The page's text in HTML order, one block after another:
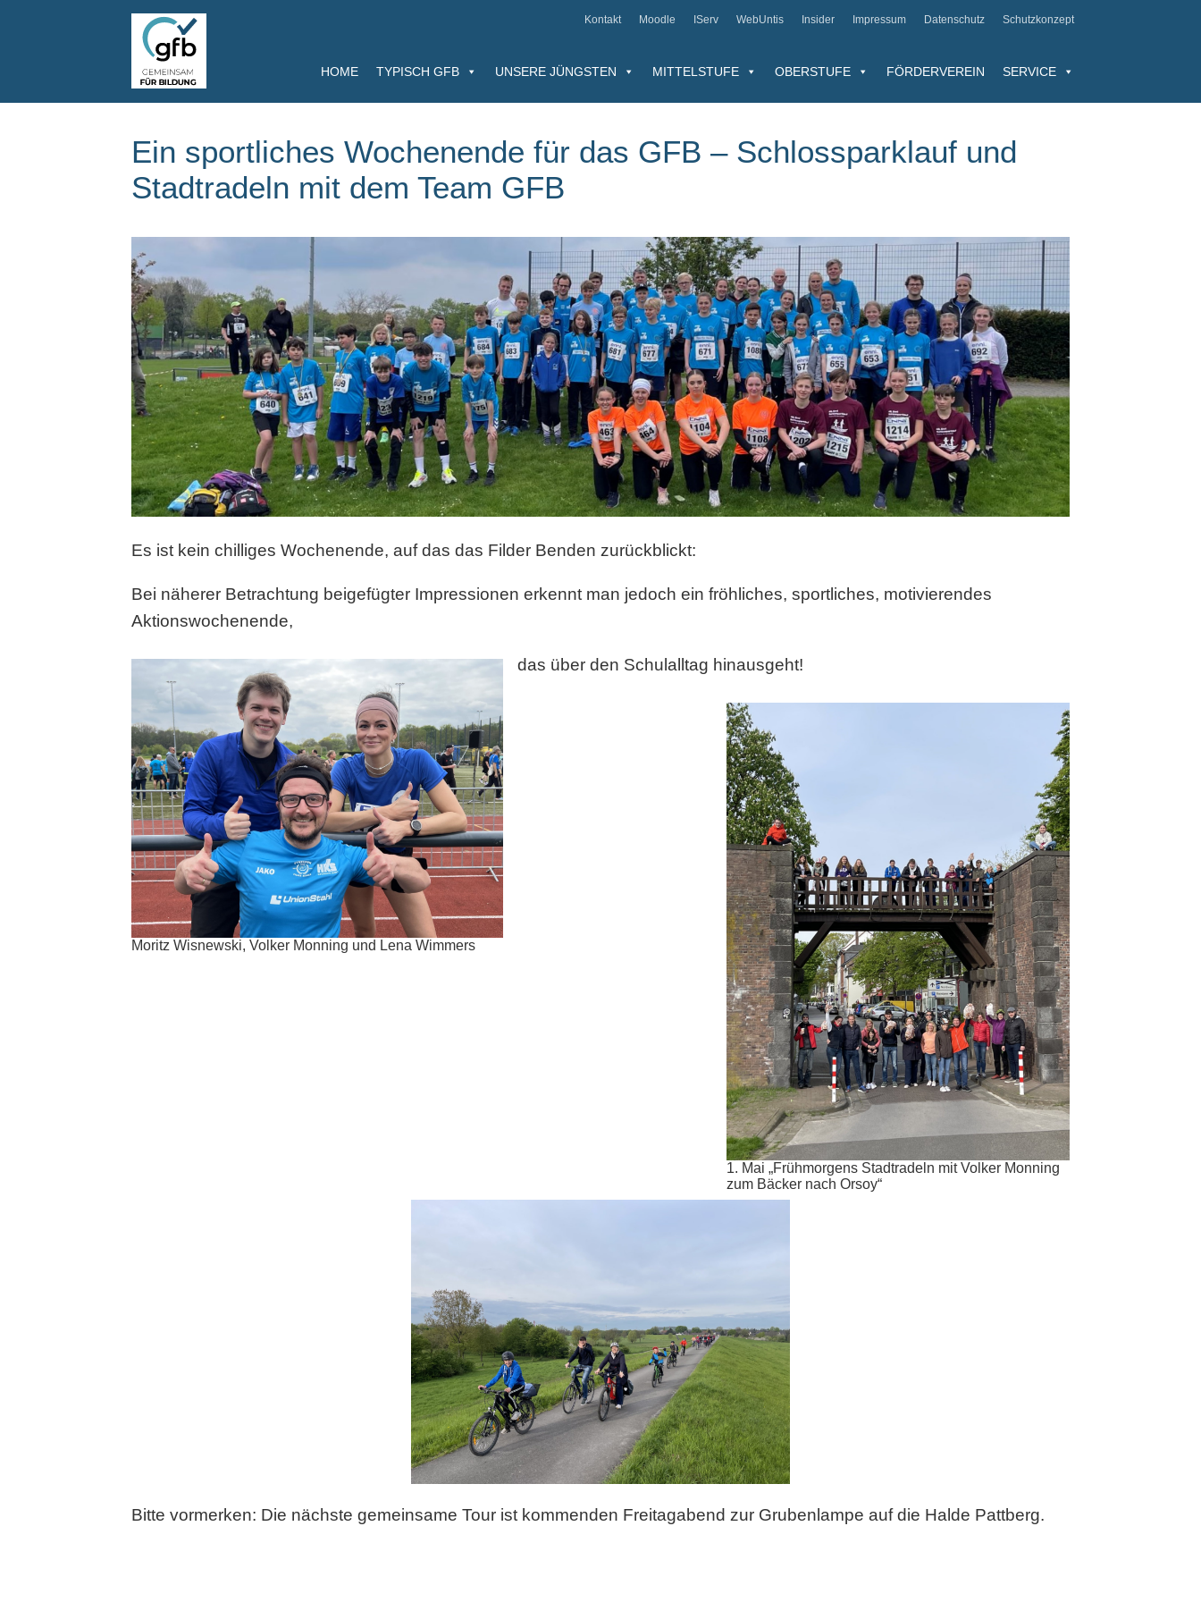
Kontakt Moodle IServ WebUntis Insider Impressum Datenschutz Schutzkonzept
HOME TYPISCH GFB UNSERE JÜNGSTEN MITTELSTUFE OBERSTUFE FÖRDERVEREIN SERVICE
Ein sportliches Wochenende für das GFB – Schlossparklauf und
Stadtradeln mit dem Team GFB
Es ist kein chilliges Wochenende, auf das das Filder Benden zurückblickt:
Bei näherer Betrachtung beigefügter Impressionen erkennt man jedoch ein fröhliches, sportliches, motivierendes
Aktionswochenende,
Moritz Wisnewski, Volker Monning und Lena Wimmers
das über den Schulalltag hinausgeht!
1. Mai „Frühmorgens Stadtradeln mit Volker Monning
zum Bäcker nach Orsoy“
Bitte vormerken: Die nächste gemeinsame Tour ist kommenden Freitagabend zur Grubenlampe auf die Halde Pattberg.